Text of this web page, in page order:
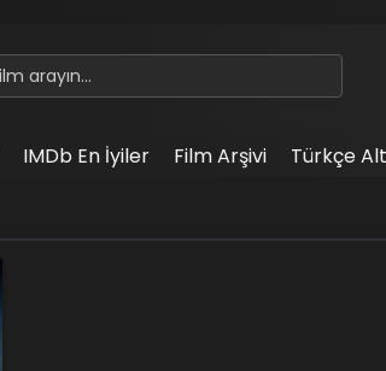
IMDb En İyiler Film Arşivi Türkçe